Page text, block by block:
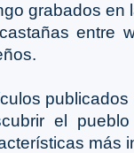
grabados en
entre
el
más